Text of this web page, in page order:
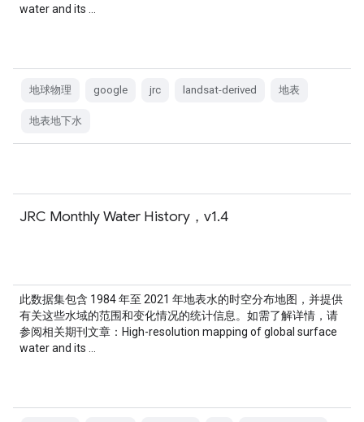
water and its …
地球物理 google jrc landsat-derived 地表
地表地下水
JRC Monthly Water History，v1.4
此数据集包含 1984 年至 2021 年地表水的时空分布地图，并提供
有关这些水域的范围和变化情况的统计信息。如需了解详情，请
参阅相关期刊文章：High-resolution mapping of global surface
water and its …